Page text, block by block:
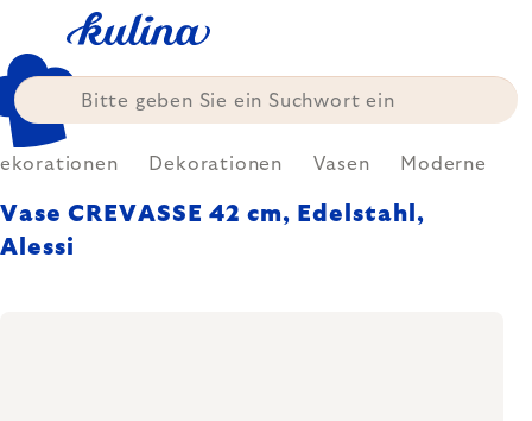
springen
Dekorationen Vasen Moderne
Vase CREVASSE 42 cm, Edelstahl,
Alessi